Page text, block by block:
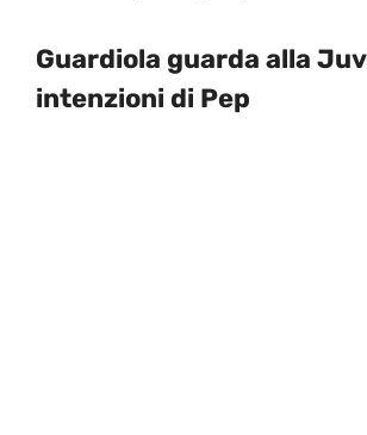
Guardiola guarda alla
intenzioni di Pep